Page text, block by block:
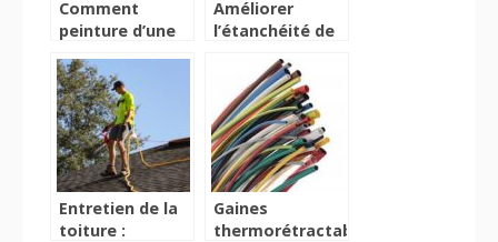
Comment
peinture d’une
Améliorer
l’étanchéité de
grâce à la
résine epoxy
Entretien de la
toiture :
Gaines
thermorétractables